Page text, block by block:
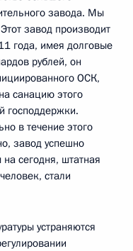
завода. Мы
завод производит
года, имея долговые
рублей, он
ОСК,
санацию этого
господдержки.
в течение этого
завод успешно
сегодня, штатная
стали
устраняются